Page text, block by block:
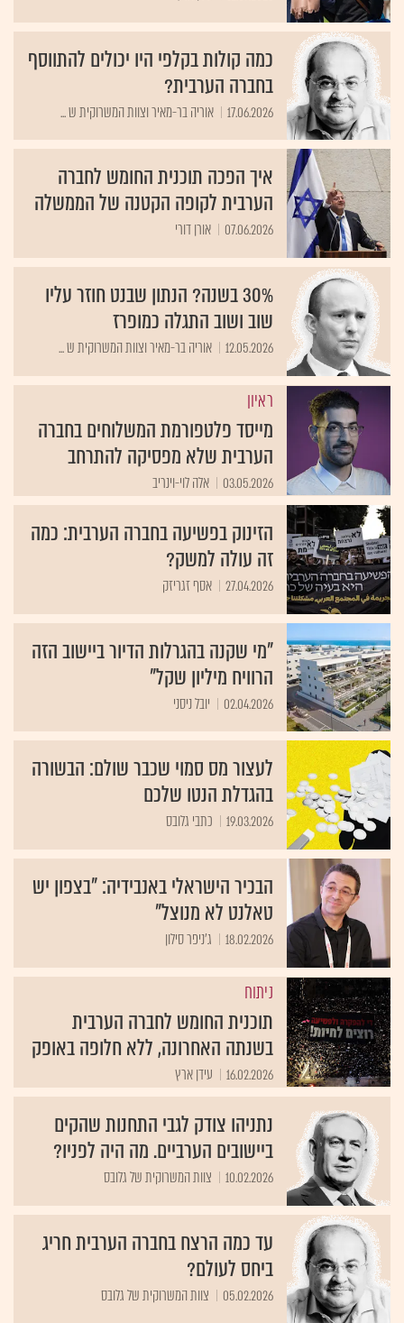
כמה קולות בקלפי היו יכולים להתווסף
בחברה הערבית?
17.06.2026 אוריה בר-מאיר וצוות המשרוקית ש ...
איך הפכה תוכנית החומש לחברה
הערבית לקופה הקטנה של הממשלה
07.06.2026 אורן דורי
30% בשנה? הנתון שבנט חוזר עליו
שוב ושוב התגלה כמופרז
12.05.2026 אוריה בר-מאיר וצוות המשרוקית ש ...
ראיון
מייסד פלטפורמת המשלוחים בחברה
הערבית שלא מפסיקה להתרחב
03.05.2026 אלה לוי-וינריב
הזינוק בפשיעה בחברה הערבית: כמה
זה עולה למשק?
27.04.2026 אסף זגריזק
"מי שקנה בהגרלות הדיור ביישוב הזה
הרוויח מיליון שקל"
02.04.2026 יובל ניסני
לעצור מס סמוי שכבר שולם: הבשורה
בהגדלת הנטו שלכם
19.03.2026 כתבי גלובס
הבכיר הישראלי באנבידיה: "בצפון יש
טאלנט לא מנוצל"
18.02.2026 ג'ניפר סילון
ניתוח
תוכנית החומש לחברה הערבית
בשנתה האחרונה, ללא חלופה באופק
16.02.2026 עידן ארץ
נתניהו צודק לגבי התחנות שהקים
ביישובים הערביים. מה היה לפניו?
10.02.2026 צוות המשרוקית של גלובס
עד כמה הרצח בחברה הערבית חריג
ביחס לעולם?
05.02.2026 צוות המשרוקית של גלובס